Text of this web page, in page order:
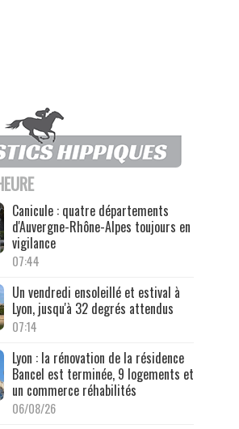
Canicule : quatre départements
d'Auvergne-Rhône-Alpes toujours en
vigilance
07:44
Un vendredi ensoleillé et estival à
Lyon, jusqu'à 32 degrés attendus
07:14
Lyon : la rénovation de la résidence
Bancel est terminée, 9 logements et
un commerce réhabilités
06/08/26